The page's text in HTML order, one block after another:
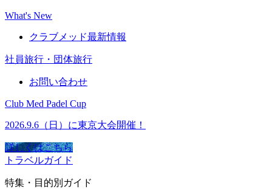
What's New
クラブメッド最新情報
社員旅行・団体旅行
お問い合わせ
Club Med Padel Cup
2026.9.6（日）に東京大会開催！
詳しくはこちら
トラベルガイド
特集・目的別ガイド